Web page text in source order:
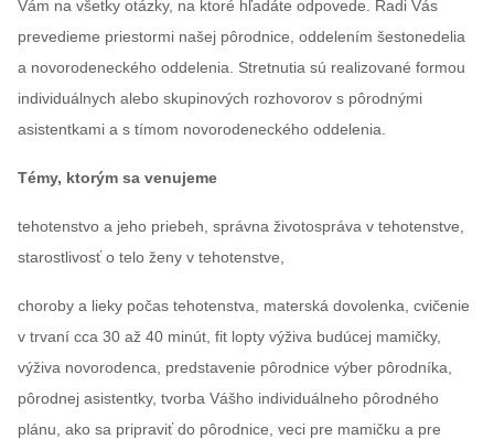
Vám na všetky otázky, na ktoré hľadáte odpovede. Radi Vás
prevedieme priestormi našej pôrodnice, oddelením šestonedelia
a novorodeneckého oddelenia. Stretnutia sú realizované formou
individuálnych alebo skupinových rozhovorov s pôrodnými
asistentkami a s tímom novorodeneckého oddelenia.
Témy, ktorým sa venujeme
tehotenstvo a jeho priebeh, správna životospráva v tehotenstve,
starostlivosť o telo ženy v tehotenstve,
choroby a lieky počas tehotenstva, materská dovolenka, cvičenie
v trvaní cca 30 až 40 minút, fit lopty výživa budúcej mamičky,
výživa novorodenca, predstavenie pôrodnice výber pôrodníka,
pôrodnej asistentky, tvorba Vášho individuálneho pôrodného
plánu, ako sa pripraviť do pôrodnice, veci pre mamičku a pre